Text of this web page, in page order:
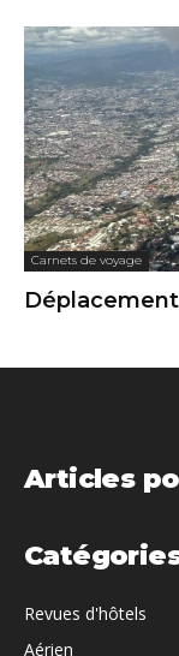
Carnets de voyage
Articles
Revues d'hôtels
Aérien